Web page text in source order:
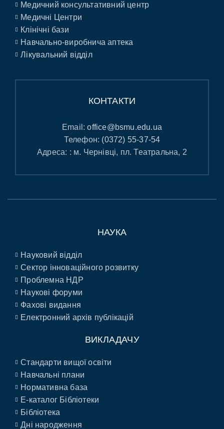
Медичний консультативний центр
Медичні Центри
Клінічні бази
Навчально-виробнича аптека
Лікувальний відділ
КОНТАКТИ
Email:office@bsmu.edu.ua
Телефон: (0372) 55-37-54
Адреса: : м. Чернівці, пл. Театральна, 2
НАУКА
Науковий відділ
Сектор інноваційного розвитку
Проблемна НДР
Наукові форуми
Фахові видання
Електронний архів публікацій
ВИКЛАДАЧУ
Стандарти вищої освіти
Навчальні плани
Нормативна база
E-каталог Бібліотеки
Бібліотека
Дні народження